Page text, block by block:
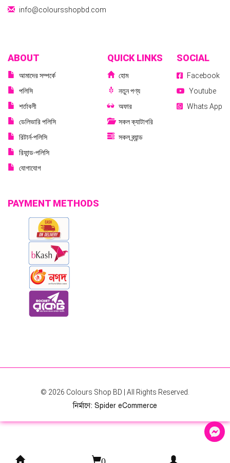
info@coloursshopbd.com
ABOUT
আমাদের সম্পর্কে
পলিসি
শর্তাবলী
ডেলিভারি পলিসি
রিটার্ন-পলিসি
রিফান্ড-পলিসি
যোগাযোগ
QUICK LINKS
হোম
নতুন পণ্য
অফার
সকল ক্যাটাগরি
সকল ব্র্যান্ড
SOCIAL
Facebook
Youtube
Whats App
PAYMENT METHODS
© 2026 Colours Shop BD | All Rights Reserved.
নির্মাণে: Spider eCommerce
0